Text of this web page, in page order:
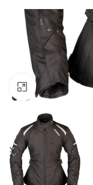
Click to